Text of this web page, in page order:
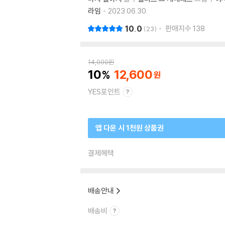
라임
2023.06.30.
10.0 23 판매지수 138
14,000원
10 12,600
YES포인트
앱 다운 시 1천원 상품권
결제혜택
배송안내
배송비